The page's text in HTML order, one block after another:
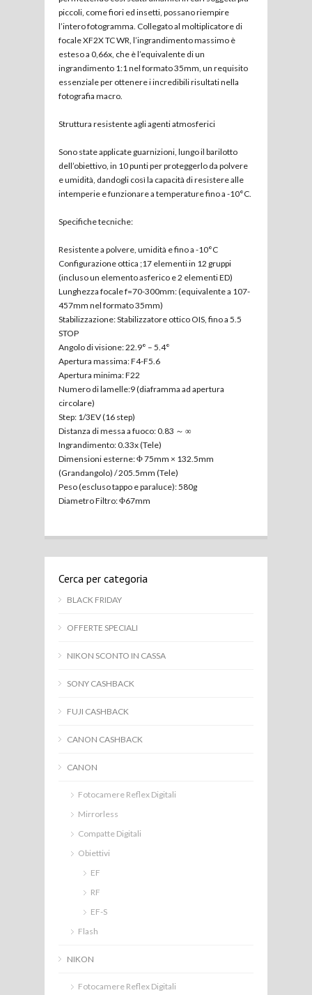
piccoli, come fiori ed insetti, possano riempire
l’intero fotogramma. Collegato al moltiplicatore di
focale XF2X TC WR, l’ingrandimento massimo è
esteso a 0,66x, che è l’equivalente di un
ingrandimento 1:1 nel formato 35mm, un requisito
essenziale per ottenere i incredibili risultati nella
fotografia macro.
Struttura resistente agli agenti atmosferici
Sono state applicate guarnizioni, lungo il barilotto
dell’obiettivo, in 10 punti per proteggerlo da polvere
e umidità, dandogli così la capacità di resistere alle
intemperie e funzionare a temperature fino a -10°C.
Specifiche tecniche:
Resistente a polvere, umidità e fino a -10°C
Configurazione ottica ;17 elementi in 12 gruppi
(incluso un elemento asferico e 2 elementi ED)
Lunghezza focale f=70-300mm: (equivalente a 107-
457mm nel formato 35mm)
Stabilizzazione: Stabilizzatore ottico OIS, fino a 5.5
STOP
Angolo di visione: 22.9° – 5.4°
Apertura massima: F4-F5.6
Apertura minima: F22
Numero di lamelle:9 (diaframma ad apertura
circolare)
Step: 1/3EV (16 step)
Distanza di messa a fuoco: 0.83 ～ ∞
Ingrandimento: 0.33x (Tele)
Dimensioni esterne: Φ 75mm × 132.5mm
(Grandangolo) / 205.5mm (Tele)
Peso (escluso tappo e paraluce): 580g
Diametro Filtro: Φ67mm
Cerca per categoria
BLACK FRIDAY
OFFERTE SPECIALI
NIKON SCONTO IN CASSA
SONY CASHBACK
FUJI CASHBACK
CANON CASHBACK
CANON
Fotocamere Reflex Digitali
Mirrorless
Compatte Digitali
Obiettivi
EF
RF
EF-S
Flash
NIKON
Fotocamere Reflex Digitali